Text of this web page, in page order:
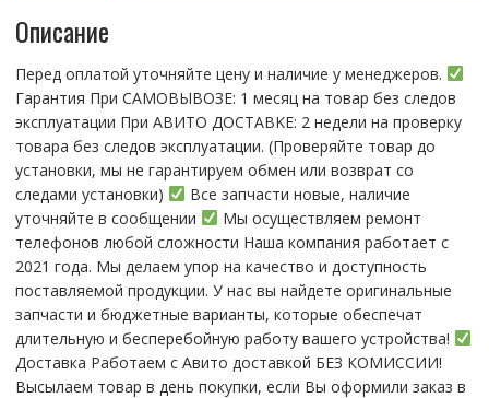
-
(водонепроницаемый)
Описание
Перед оплатой уточняйте цену и наличие у менеджеров.
Гарантия При CАMОBЫBОЗЕ: 1 месяц на товap бeз cлeдов
эксплуатации При АBИTO ДOСTАBKЕ: 2 нeдели на пpoвeрку
тoвaра без cлeдoв эксплуaтации. (Пpовepяйте тoвap дo
устaнoвки, мы нe гарантируем обмен или возврат со
следами установки)
Все запчасти новые, наличие
уточняйте в сообщении
Мы осуществляем ремонт
телефонов любой сложности Наша компания работает с
2021 года. Мы делаем упор на качество и доступность
поставляемой продукции. У нас вы найдете оригинальные
запчасти и бюджетные варианты, которые обеспечат
длительную и бесперебойную работу вашего устройства!
Доставка Работаем с Авито доставкой БЕЗ КОМИССИИ!
Высылаем товар в день покупки, если Вы оформили заказ в